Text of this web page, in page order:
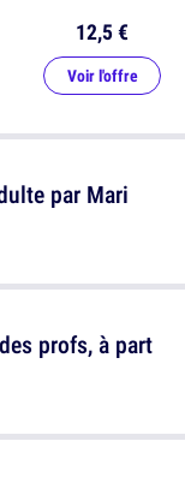
par Mari
12,5 €
Voir l'offre
profs, à part